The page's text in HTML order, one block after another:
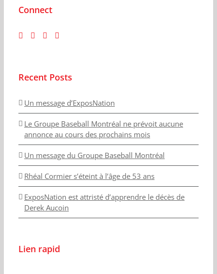
Connect
Recent Posts
Un message d’ExposNation
Le Groupe Baseball Montréal ne prévoit aucune
annonce au cours des prochains mois
Un message du Groupe Baseball Montréal
Rhéal Cormier s’éteint à l’âge de 53 ans
ExposNation est attristé d’apprendre le décès de
Derek Aucoin
Lien rapid